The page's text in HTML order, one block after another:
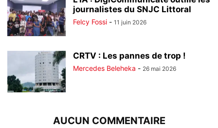
journalistes du SNJC Littoral
Felcy Fossi - 11 juin 2026
CRTV : Les pannes de trop !
Mercedes Beleheka - 26 mai 2026
AUCUN COMMENTAIRE